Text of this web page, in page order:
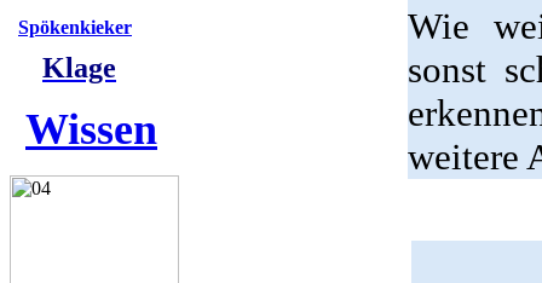
Spökenkieker
Klage
Wissen
Wie
sonst
weitere